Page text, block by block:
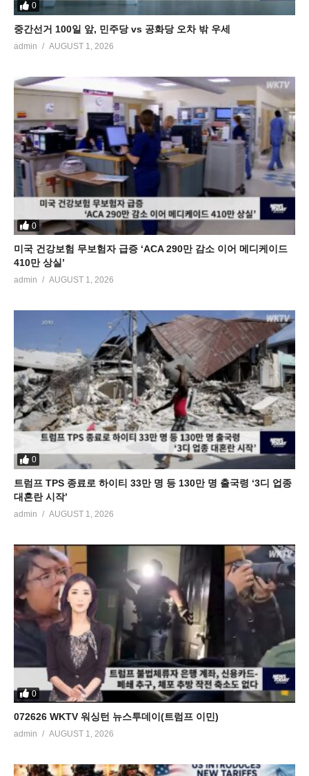
0
중간선거 100일 앞, 민주당 vs 공화당 오차 밖 우세
admin AUGUST 1, 2026
0
미국 건강보험 무보험자 급증 ‘ACA 290만 감소 이어 메디케이드
410만 상실’
admin AUGUST 1, 2026
0
트럼프 TPS 종료로 하이티 33만 명 등 130만 명 출국령 ‘3디 업종
대혼란 시작’
admin AUGUST 1, 2026
0
072626 WKTV 워싱턴 뉴스투데이(트럼프 이민)
admin AUGUST 1, 2026